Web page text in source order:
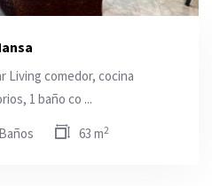
Living comedor, cocina
1 baño co ...
63 m2